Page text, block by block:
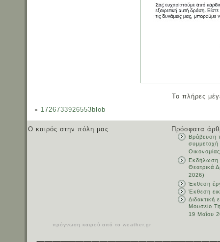
Το πλήρες
« 1726733926553blob
Ο καιρός στην πόλη μας
πρόγνωση καιρού από το weather.gr
Πρόσφατα
Βράβευση
Οικονομίας
Εκδήλωση
Θεατρικά
2026)
Έκθεση
Έκθεση
Διδακτική
Μουσείο
19 Μαΐου